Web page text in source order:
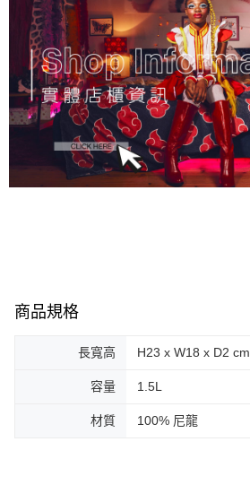
商品規格
長寬高 H23 x W18 x D2 cm
容量 1.5L
材質 100% 尼龍